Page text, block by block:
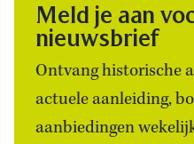
Meld je aan
nieuwsbrief
Ontvang historische
actuele aanleiding,
aanbiedingen